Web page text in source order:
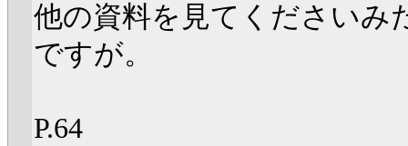
他の資料を見てくださいみ
ですが。
P.64